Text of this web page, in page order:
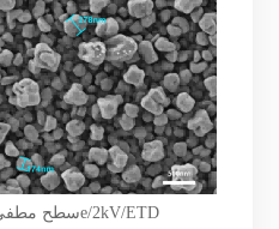
سطح مطفيe/2kV/ETD